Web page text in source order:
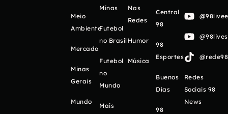
Meio
Ambiente
Mercado
Minas
Gerais
Mundo
Minas
Futebol
no Brasil
Futebol
no
Mundo
Mais
Nas
Redes
Humor
Música
Central
98
98
Esportes
Buenos
Días
98
Redes
Sociais 98
News